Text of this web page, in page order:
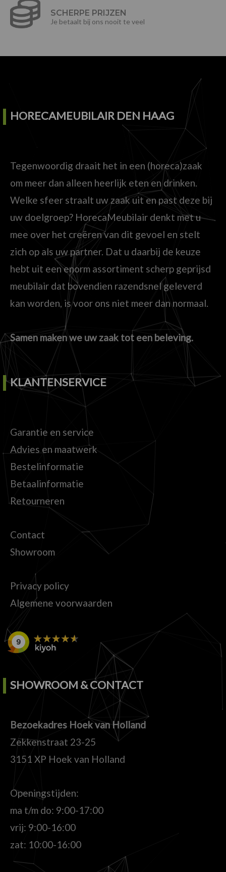
SCHERPE PRIJZEN
Je betaalt bij ons nooit te veel
HORECAMEUBILAIR DEN HAAG
Tegenwoordig draait het in een (horeca)zaak
om meer dan alleen heerlijk eten en drinken.
Welke sfeer straalt uw zaak uit en past deze bij
uw doelgroep? HorecaMeubilair denkt met u
mee over het creëren van dit gevoel en stelt
zich op als uw partner. Dat u daarbij de keuze
hebt uit een enorm assortiment scherp geprijsd
meubilair dat bovendien razendsnel geleverd
kan worden, is voor ons niet meer dan normaal.
Samen maken we uw zaak tot een beleving.
KLANTENSERVICE
Garantie en service
Advies en maatwerk
Bestelinformatie
Betaalinformatie
Retourneren
Contact
Showroom
Privacy policy
Algemene voorwaarden
SHOWROOM & CONTACT
Bezoekadres Hoek van Holland
Zekkenstraat 23-25
3151 XP Hoek van Holland
Openingstijden:
ma t/m do: 9:00-17:00
vrij: 9:00-16:00
zat: 10:00-16:00